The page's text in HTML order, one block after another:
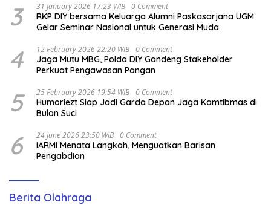
3 31 January 2026 17:23 WIB 0 Comment
RKP DIY bersama Keluarga Alumni Paskasarjana UGM
Gelar Seminar Nasional untuk Generasi Muda
4 12 February 2026 22:20 WIB 0 Comment
Jaga Mutu MBG, Polda DIY Gandeng Stakeholder
Perkuat Pengawasan Pangan
5 25 February 2026 19:54 WIB 0 Comment
Humoriezt Siap Jadi Garda Depan Jaga Kamtibmas di
Bulan Suci
6 24 June 2026 23:50 WIB 0 Comment
IARMI Menata Langkah, Menguatkan Barisan
Pengabdian
Berita Olahraga